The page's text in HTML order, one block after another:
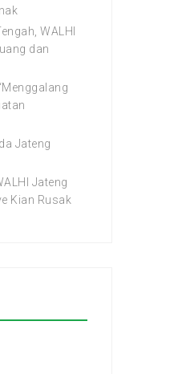
WALHI
dan
Jateng
Jateng
Kian Rusak